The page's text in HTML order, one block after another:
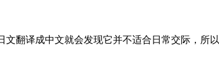
翻译成中文就会发现它并不适合日常交际，所